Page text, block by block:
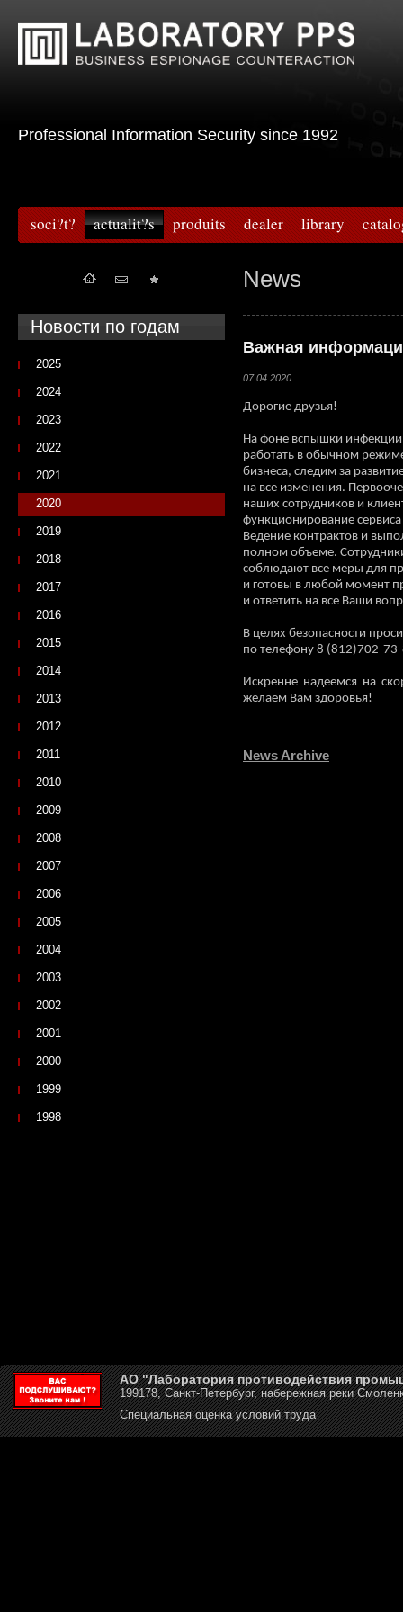
Professional Information Security since 1992
soci?t? actualit?s produits dealer library
News
Важная
07.04.2020
На фоне вспышки
работать в обычном
бизнеса, следим за
на все изменения.
наших сотрудников и
функционирование
Ведение контрактов и
полном объеме.
соблюдают все меры для
и готовы в любой момент
и ответить на все Ваши
В целях безопасности
по телефону 8 (812)702-
Искренне надеемся на
желаем Вам здоровья!
News Archive
Новости по годам
2025
2024
2023
2022
2021
2020
2019
2018
2017
2016
2015
2014
2013
2012
2011
2010
2009
2008
2007
2006
2005
2004
2003
2002
2001
2000
1999
1998
АО "Лаборатория противодействия
199178, Санкт-Петербург, набережная реки
Специальная оценка условий труда